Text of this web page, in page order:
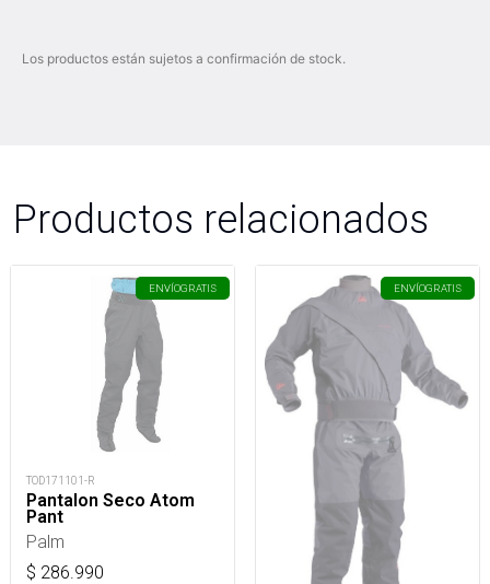
Los productos están sujetos a confirmación de stock.
Productos relacionados
ENVÍOGRATIS
TOD171101-R
Pantalon Seco Atom
Pant
Palm
$ 286.990
ENVÍOGRATIS